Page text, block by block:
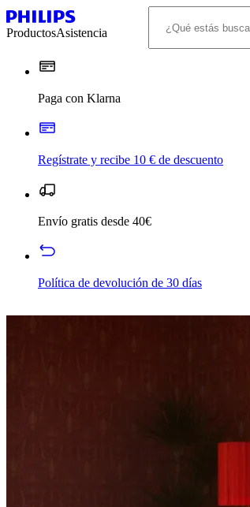
ProductosAsistencia
Paga con Klarna
Regístrate y recibe 10 € de descuento
Envío gratis desde 40€
Política de devolución de 30 días